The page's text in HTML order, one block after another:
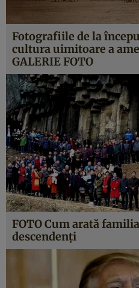
Fotografiile de la
cultura uimitoare a
GALERIE FOTO
FOTO Cum arată
descendenţi